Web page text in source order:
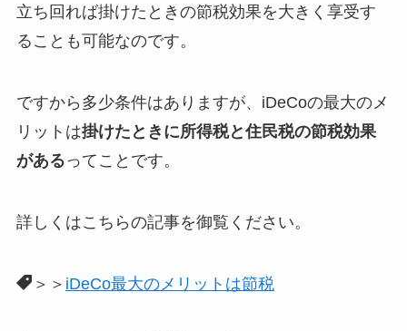
立ち回れば掛けたときの節税効果を大きく享受す
ることも可能なのです。
ですから多少条件はありますが、iDeCoの最大のメ
リットは掛けたときに所得税と住民税の節税効果
があるってことです。
詳しくはこちらの記事を御覧ください。
＞＞ iDeCo最大のメリットは節税